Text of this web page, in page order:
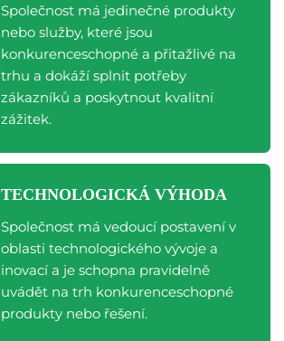
Společnost má jedinečné produkty
nebo služby, které jsou
konkurenceschopné a přitažlivé na
trhu a dokáží splnit potřeby
zákazníků a poskytnout kvalitní
zážitek.
TECHNOLOGICKÁ VÝHODA
Společnost má vedoucí postavení v
oblasti technologického vývoje a
inovací a je schopna pravidelně
uvádět na trh konkurenceschopné
produkty nebo řešení.